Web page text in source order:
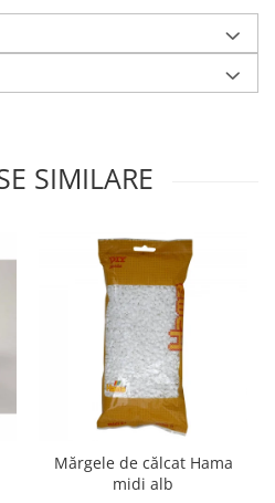
SIMILARE
Mărgele de călcat Hama
midi alb